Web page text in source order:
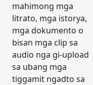
mahimong mga
litrato, mga istorya,
mga dokumento o
bisan mga clip sa
audio nga gi-upload
sa ubang mga
tiggamit ngadto sa